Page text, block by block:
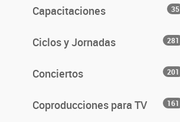
Capacitaciones 35
Ciclos y Jornadas 281
Conciertos 201
Coproducciones para TV 161